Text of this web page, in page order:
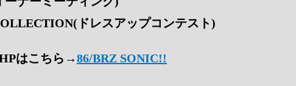
ドレスアップコンテスト)
はこちら→86/BRZ SONIC!!